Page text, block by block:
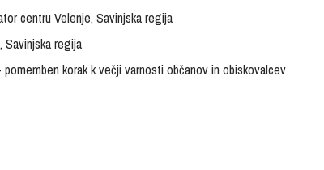
centru Velenje, Savinjska regija
Savinjska regija
korak k večji varnosti občanov in obiskovalcev